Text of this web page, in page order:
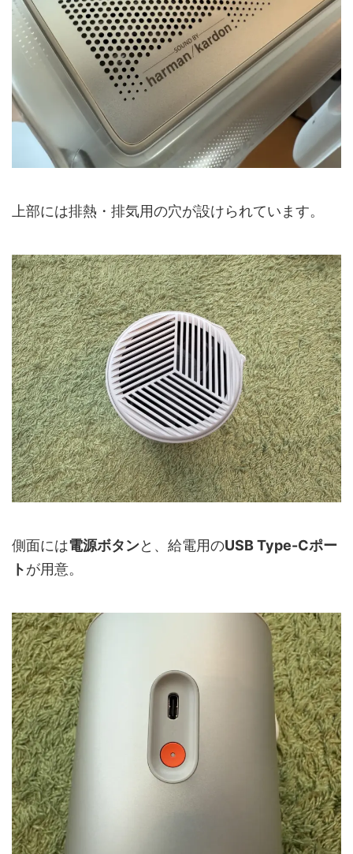
上部には排熱・排気用の穴が設けられています。
側面には電源ボタンと、給電用のUSB Type-Cポー
トが用意。